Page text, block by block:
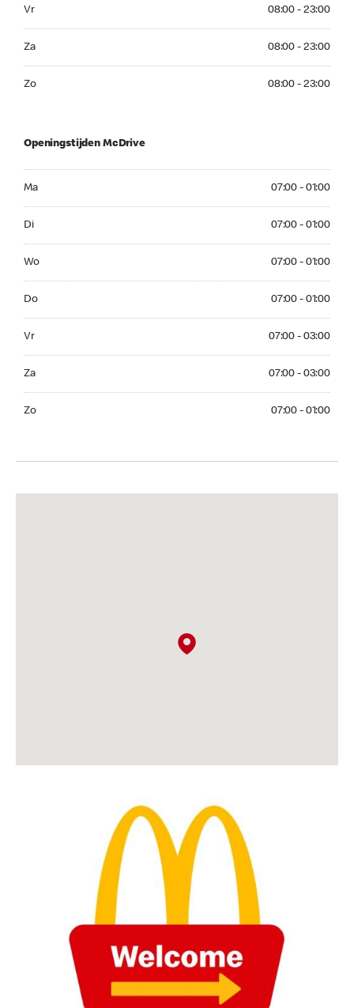
Vr 08:00 - 23:00
Za 08:00 - 23:00
Zo 08:00 - 23:00
Openingstijden McDrive
Ma 07:00 - 01:00
Di 07:00 - 01:00
Wo 07:00 - 01:00
Do 07:00 - 01:00
Vr 07:00 - 03:00
Za 07:00 - 03:00
Zo 07:00 - 01:00